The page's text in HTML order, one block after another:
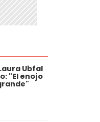
Ubfal
"El enojo